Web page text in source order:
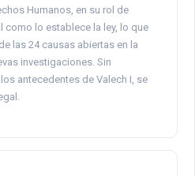
Humanos, en su rol de
lo establece la ley, lo que
las 24 causas abiertas en la
investigaciones. Sin
antecedentes de Valech I, se